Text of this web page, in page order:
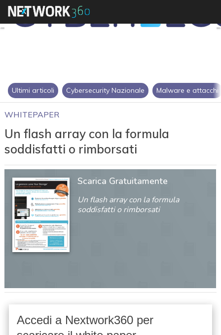
Ultimi articoli Cybersecurity Nazionale Malware e attacchi
WHITEPAPER
Un flash array con la formula
soddisfatti o rimborsati
Scarica Gratuitamente
Un flash array con la formula
soddisfatti o rimborsati
Accedi a Nextwork360 per